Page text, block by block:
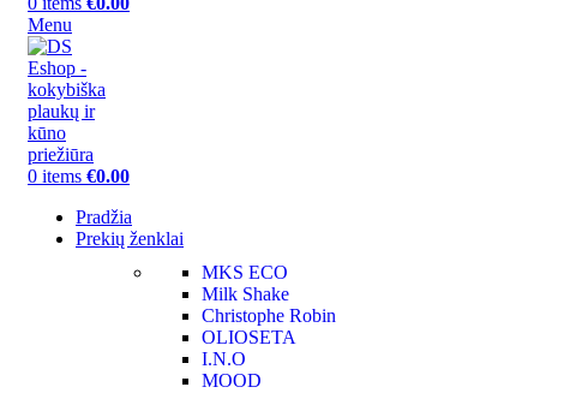
Menu
0 items €0.00
Pradžia
Prekių ženklai
MKS ECO
Milk Shake
Christophe Robin
OLIOSETA
I.N.O
MOOD